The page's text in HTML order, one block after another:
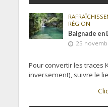
RÉGION
Baignade en
25
Pour convertir les traces
inversement), suivre le